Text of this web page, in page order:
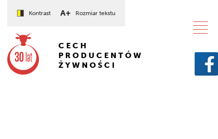
Kontrast A+ Rozmiar tekstu
CECH
PRODUCENTÓW
ŻYWNOŚCI